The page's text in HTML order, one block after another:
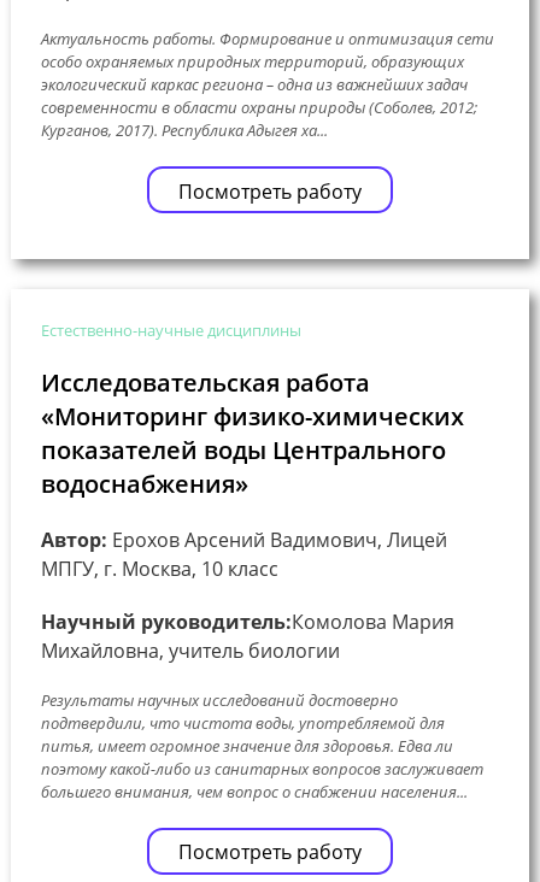
Актуальность работы. Формирование и оптимизация сети
особо охраняемых природных территорий, образующих
экологический каркас региона – одна из важнейших задач
современности в области охраны природы (Соболев, 2012;
Курганов, 2017). Республика Адыгея ха...
Посмотреть работу
Естественно-научные дисциплины
Исследовательская работа
«Мониторинг физико-химических
показателей воды Центрального
водоснабжения»
Автор: Ерохов Арсений Вадимович, Лицей
МПГУ, г. Москва, 10 класс
Научный руководитель:Комолова Мария
Михайловна, учитель биологии
Результаты научных исследований достоверно
подтвердили, что чистота воды, употребляемой для
питья, имеет огромное значение для здоровья. Едва ли
поэтому какой-либо из санитарных вопросов заслуживает
большего внимания, чем вопрос о снабжении населения...
Посмотреть работу